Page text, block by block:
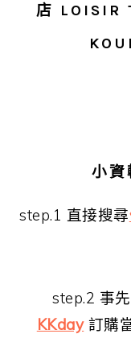
店 LOISIR
小資
step.1 直接搜尋
step.2 事
KKday 訂購